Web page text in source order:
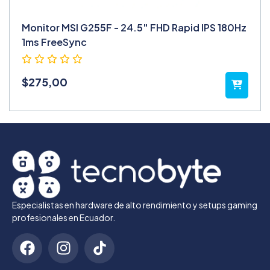
Monitor MSI G255F - 24.5″ FHD Rapid IPS 180Hz
1ms FreeSync
$275,00
Especialistas en hardware de alto rendimiento y setups gaming
profesionales en Ecuador.